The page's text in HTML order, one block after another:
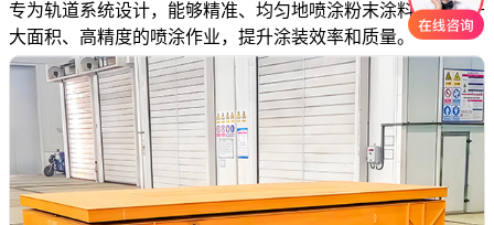
专为轨道系统设计，能够精准、均匀地喷涂粉末涂料。适用于
大面积、高精度的喷涂作业，提升涂装效率和质量。